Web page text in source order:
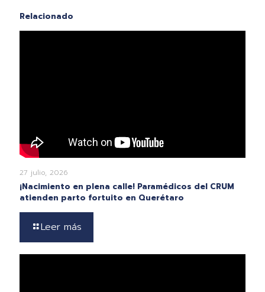
Relacionado
27 julio, 2026
¡Nacimiento en plena calle! Paramédicos del CRUM
atienden parto fortuito en Querétaro
Leer más